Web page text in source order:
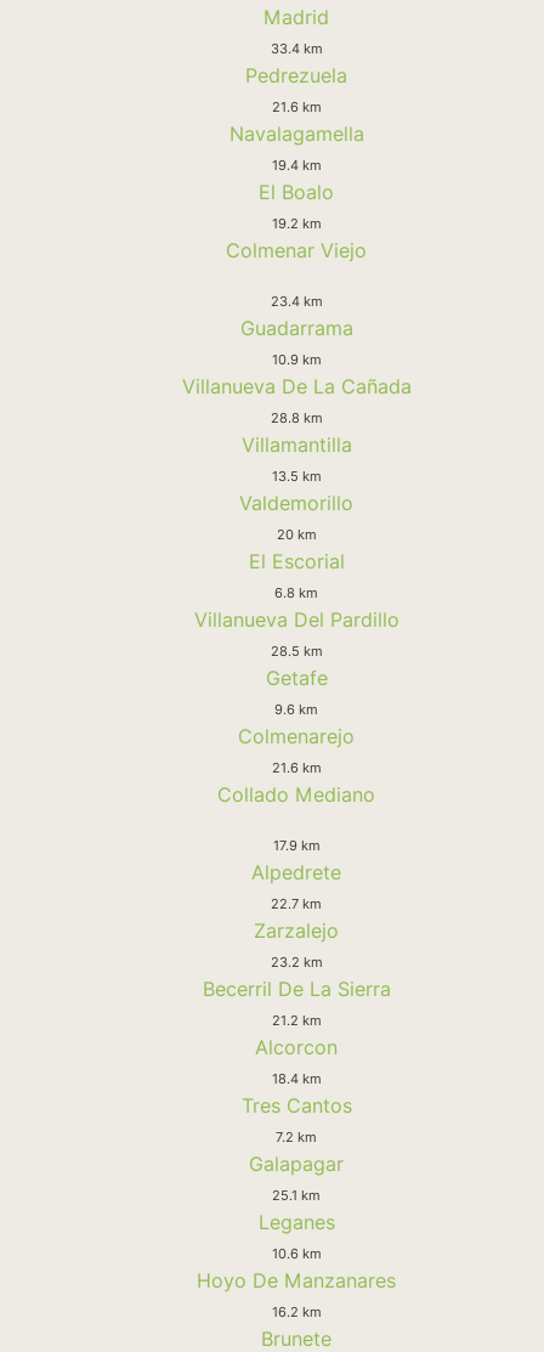
Madrid
33.4 km
Pedrezuela
21.6 km
Navalagamella
19.4 km
El Boalo
19.2 km
Colmenar Viejo
23.4 km
Guadarrama
10.9 km
Villanueva De La Cañada
28.8 km
Villamantilla
13.5 km
Valdemorillo
20 km
El Escorial
6.8 km
Villanueva Del Pardillo
28.5 km
Getafe
9.6 km
Colmenarejo
21.6 km
Collado Mediano
17.9 km
Alpedrete
22.7 km
Zarzalejo
23.2 km
Becerril De La Sierra
21.2 km
Alcorcon
18.4 km
Tres Cantos
7.2 km
Galapagar
25.1 km
Leganes
10.6 km
Hoyo De Manzanares
16.2 km
Brunete